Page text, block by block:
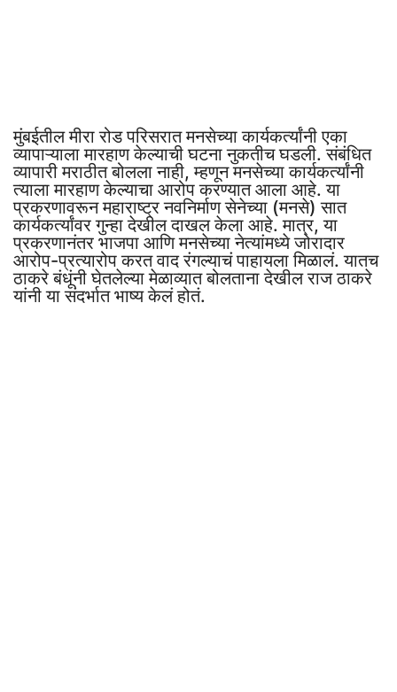
मुंबईतील मीरा रोड परिसरात मनसेच्या कार्यकर्त्यांनी एका
व्यापाऱ्याला मारहाण केल्याची घटना नुकतीच घडली. संबंधित
व्यापारी मराठीत बोलला नाही, म्हणून मनसेच्या कार्यकर्त्यांनी
त्याला मारहाण केल्याचा आरोप करण्यात आला आहे. या
प्रकरणावरून महाराष्ट्र नवनिर्माण सेनेच्या (मनसे) सात
कार्यकर्त्यांवर गुन्हा देखील दाखल केला आहे. मात्र, या
प्रकरणानंतर भाजपा आणि मनसेच्या नेत्यांमध्ये जोरादार
आरोप-प्रत्यारोप करत वाद रंगल्याचं पाहायला मिळालं. यातच
ठाकरे बंधूंनी घेतलेल्या मेळाव्यात बोलताना देखील राज ठाकरे
यांनी या संदर्भात भाष्य केलं होतं.